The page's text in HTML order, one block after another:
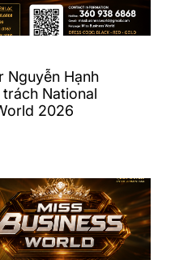
Nguyễn Hạnh
National
2026